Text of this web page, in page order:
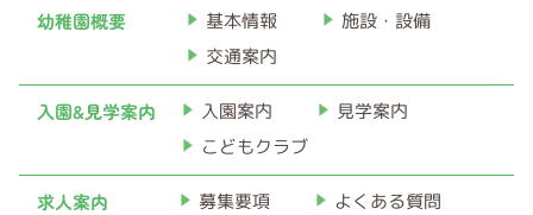
幼稚園概要 基本情報 施設・設備
交通案内
入園&見学案内 入園案内 見学案内
こどもクラブ
求人案内 募集要項 よくある質問